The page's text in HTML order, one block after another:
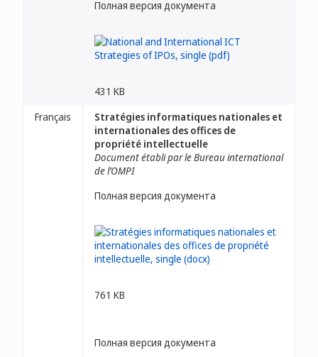
Полная версия документа
431 KB
Français
Stratégies informatiques nationales et
internationales des offices de
propriété intellectuelle
Document établi par le Bureau international
de l’OMPI
Полная версия документа
761 KB
Полная версия документа